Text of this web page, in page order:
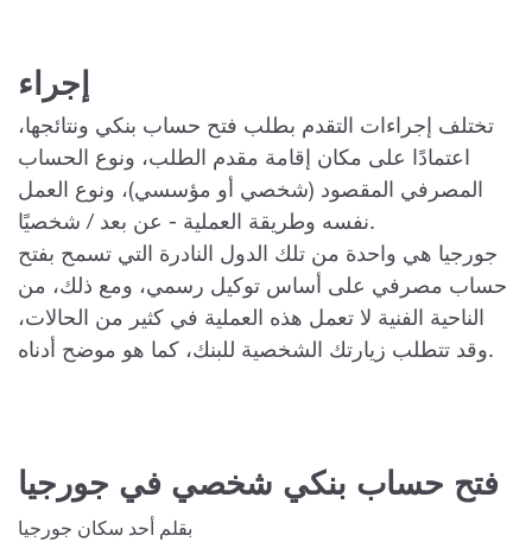
إجراء
تختلف إجراءات التقدم بطلب فتح حساب بنكي ونتائجها،
اعتمادًا على مكان إقامة مقدم الطلب، ونوع الحساب
المصرفي المقصود (شخصي أو مؤسسي)، ونوع العمل
نفسه وطريقة العملية - عن بعد / شخصيًا.
جورجيا هي واحدة من تلك الدول النادرة التي تسمح بفتح
حساب مصرفي على أساس توكيل رسمي، ومع ذلك، من
الناحية الفنية لا تعمل هذه العملية في كثير من الحالات،
وقد تتطلب زيارتك الشخصية للبنك، كما هو موضح أدناه.
فتح حساب بنكي شخصي في جورجيا
بقلم أحد سكان جورجيا